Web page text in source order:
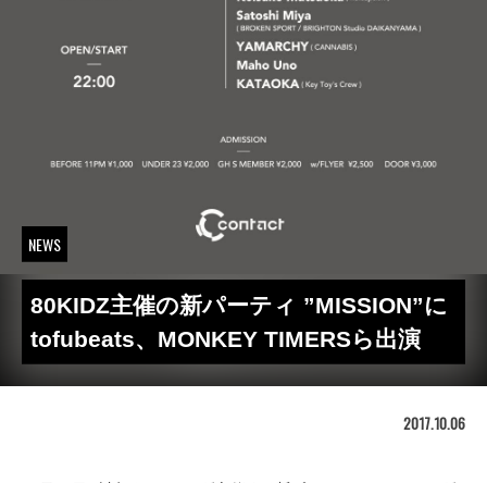
NEWS
80KIDZ主催の新パーティ ”MISSION”に
tofubeats、MONKEY TIMERSら出演
2017.10.06